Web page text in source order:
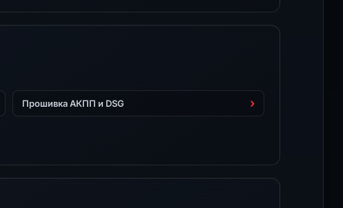
Прошивка АКПП и DSG